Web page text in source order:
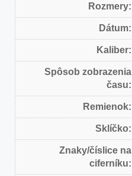
Rozmery:
Dátum:
Kaliber:
Spôsob zobrazenia
času:
Remienok:
Sklíčko:
Znaky/číslice na
ciferníku: